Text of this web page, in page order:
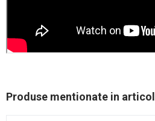
Produse mentionate in articol